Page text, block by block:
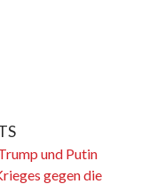
und Putin
gegen die